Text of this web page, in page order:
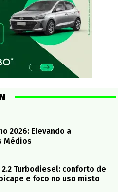
2026: Elevando a
Médios
2.2 Turbodiesel: conforto de
e foco no uso misto